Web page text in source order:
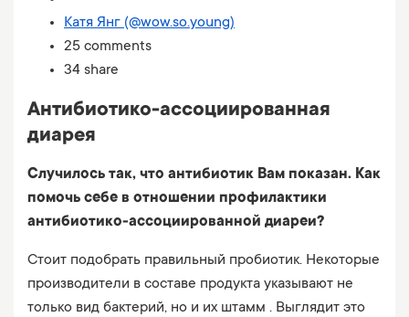
Катя Янг (@wow.so.young)
25 comments
34 share
Антибиотико-ассоциированная
диарея
Случилось так, что антибиотик Вам показан. Как
помочь себе в отношении профилактики
антибиотико-ассоциированной диареи?
Стоит подобрать правильный пробиотик. Некоторые
производители в составе продукта указывают не
только вид бактерий, но и их штамм . Выглядит это